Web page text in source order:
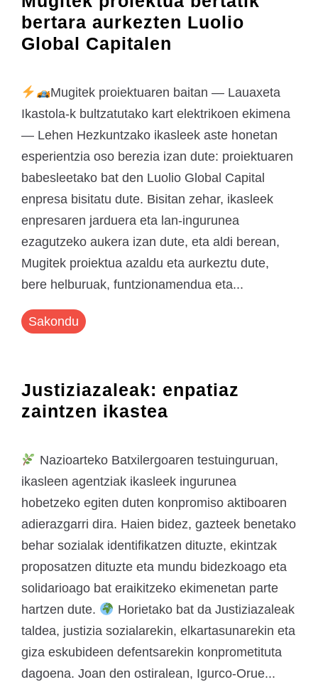
bertara aurkezten Luolio
Global Capitalen
Mugitek proiektuaren baitan — Lauaxeta
Ikastola-k bultzatutako kart elektrikoen ekimena
— Lehen Hezkuntzako ikasleek aste honetan
esperientzia oso berezia izan dute: proiektuaren
babesleetako bat den Luolio Global Capital
enpresa bisitatu dute. Bisitan zehar, ikasleek
enpresaren jarduera eta lan-ingurunea
ezagutzeko aukera izan dute, eta aldi berean,
Mugitek proiektua azaldu eta aurkeztu dute,
bere helburuak, funtzionamendua eta...
Sakondu
Justiziazaleak: enpatiaz
zaintzen ikastea
Nazioarteko Batxilergoaren testuinguruan,
ikasleen agentziak ikasleek ingurunea
hobetzeko egiten duten konpromiso aktiboaren
adierazgarri dira. Haien bidez, gazteek benetako
behar sozialak identifikatzen dituzte, ekintzak
proposatzen dituzte eta mundu bidezkoago eta
solidarioago bat eraikitzeko ekimenetan parte
hartzen dute.
Horietako bat da Justiziazaleak
taldea, justizia sozialarekin, elkartasunarekin eta
giza eskubideen defentsarekin konprometituta
dagoena. Joan den ostiralean, Igurco-Orue...